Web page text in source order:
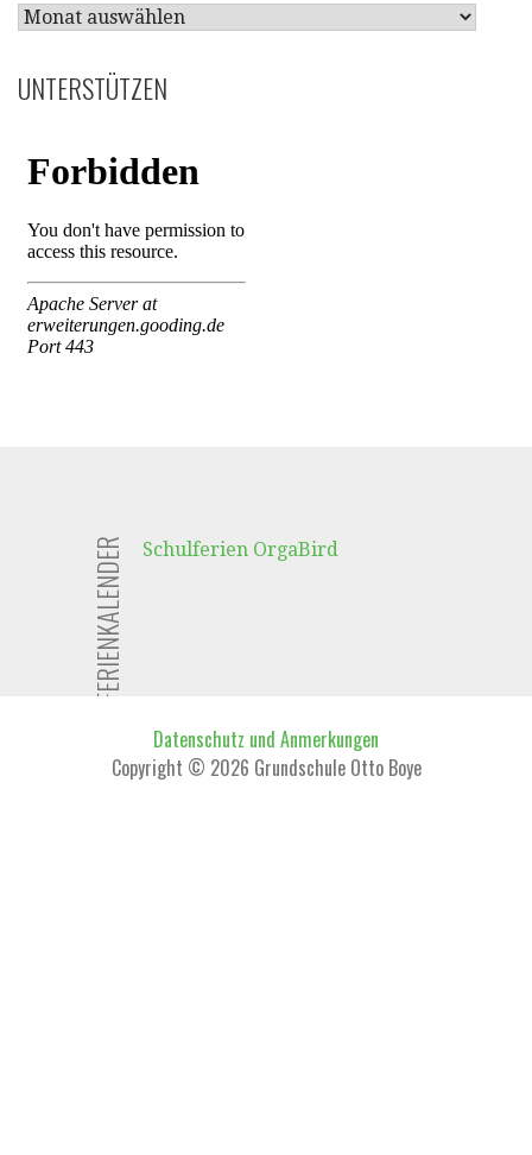
ARCHIVE
UNTERSTÜTZEN
FERIENKALENDER Schulferien OrgaBird
Datenschutz und Anmerkungen
Copyright © 2026 Grundschule Otto Boye